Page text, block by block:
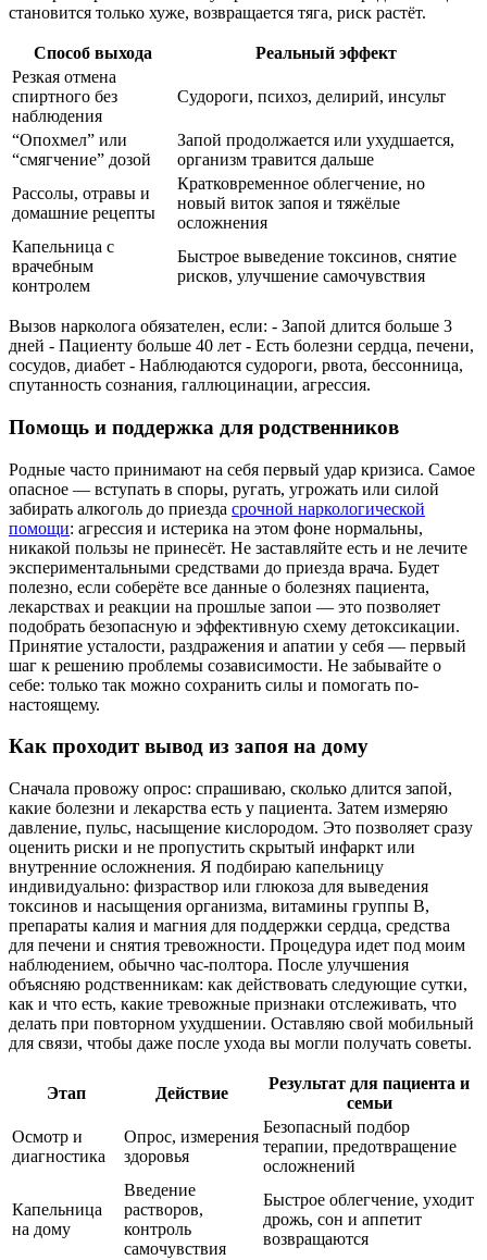
становится только хуже, возвращается тяга, риск растёт.
Способ выхода
Реальный эффект
Резкая отмена
спиртного без
наблюдения
Судороги, психоз, делирий, инсульт
“Опохмел” или
“смягчение” дозой
Запой продолжается или ухудшается,
организм травится дальше
Рассолы, отравы и
домашние рецепты
Кратковременное облегчение, но
новый виток запоя и тяжёлые
осложнения
Капельница с
врачебным
контролем
Быстрое выведение токсинов, снятие
рисков, улучшение самочувствия
Вызов нарколога обязателен, если: - Запой длится больше 3
дней - Пациенту больше 40 лет - Есть болезни сердца, печени,
сосудов, диабет - Наблюдаются судороги, рвота, бессонница,
спутанность сознания, галлюцинации, агрессия.
Помощь и поддержка для родственников
Родные часто принимают на себя первый удар кризиса. Самое
опасное — вступать в споры, ругать, угрожать или силой
забирать алкоголь до приезда срочной наркологической
помощи: агрессия и истерика на этом фоне нормальны,
никакой пользы не принесёт. Не заставляйте есть и не лечите
экспериментальными средствами до приезда врача. Будет
полезно, если соберёте все данные о болезнях пациента,
лекарствах и реакции на прошлые запои — это позволяет
подобрать безопасную и эффективную схему детоксикации.
Принятие усталости, раздражения и апатии у себя — первый
шаг к решению проблемы созависимости. Не забывайте о
себе: только так можно сохранить силы и помогать по-
настоящему.
Как проходит вывод из запоя на дому
Сначала провожу опрос: спрашиваю, сколько длится запой,
какие болезни и лекарства есть у пациента. Затем измеряю
давление, пульс, насыщение кислородом. Это позволяет сразу
оценить риски и не пропустить скрытый инфаркт или
внутренние осложнения. Я подбираю капельницу
индивидуально: физраствор или глюкоза для выведения
токсинов и насыщения организма, витамины группы В,
препараты калия и магния для поддержки сердца, средства
для печени и снятия тревожности. Процедура идет под моим
наблюдением, обычно час-полтора. После улучшения
объясняю родственникам: как действовать следующие сутки,
как и что есть, какие тревожные признаки отслеживать, что
делать при повторном ухудшении. Оставляю свой мобильный
для связи, чтобы даже после ухода вы могли получать советы.
Этап Действие
Результат для пациента и
семьи
Осмотр и
диагностика
Опрос, измерения
здоровья
Безопасный подбор
терапии, предотвращение
осложнений
Капельница
на дому
Введение
растворов,
контроль
самочувствия
Быстрое облегчение, уходит
дрожь, сон и аппетит
возвращаются